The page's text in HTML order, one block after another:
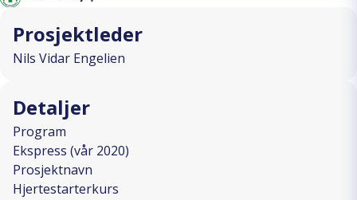
Prosjektleder
Nils Vidar Engelien
Detaljer
Program
Ekspress (vår 2020)
Prosjektnavn
Hjertestarterkurs